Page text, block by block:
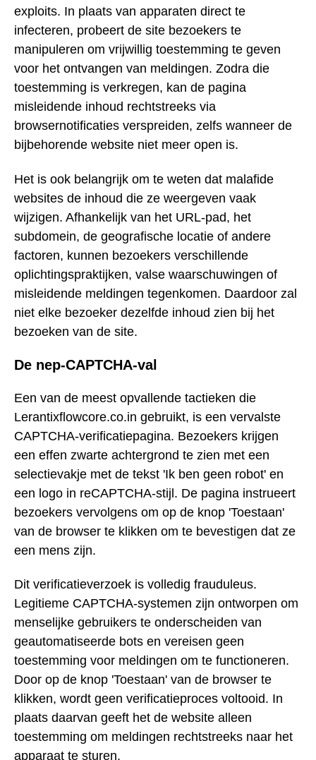
exploits. In plaats van apparaten direct te
infecteren, probeert de site bezoekers te
manipuleren om vrijwillig toestemming te geven
voor het ontvangen van meldingen. Zodra die
toestemming is verkregen, kan de pagina
misleidende inhoud rechtstreeks via
browsernotificaties verspreiden, zelfs wanneer de
bijbehorende website niet meer open is.
Het is ook belangrijk om te weten dat malafide
websites de inhoud die ze weergeven vaak
wijzigen. Afhankelijk van het URL-pad, het
subdomein, de geografische locatie of andere
factoren, kunnen bezoekers verschillende
oplichtingspraktijken, valse waarschuwingen of
misleidende meldingen tegenkomen. Daardoor zal
niet elke bezoeker dezelfde inhoud zien bij het
bezoeken van de site.
De nep-CAPTCHA-val
Een van de meest opvallende tactieken die
Lerantixflowcore.co.in gebruikt, is een vervalste
CAPTCHA-verificatiepagina. Bezoekers krijgen
een effen zwarte achtergrond te zien met een
selectievakje met de tekst 'Ik ben geen robot' en
een logo in reCAPTCHA-stijl. De pagina instrueert
bezoekers vervolgens om op de knop 'Toestaan'
van de browser te klikken om te bevestigen dat ze
een mens zijn.
Dit verificatieverzoek is volledig frauduleus.
Legitieme CAPTCHA-systemen zijn ontworpen om
menselijke gebruikers te onderscheiden van
geautomatiseerde bots en vereisen geen
toestemming voor meldingen om te functioneren.
Door op de knop 'Toestaan' van de browser te
klikken, wordt geen verificatieproces voltooid. In
plaats daarvan geeft het de website alleen
toestemming om meldingen rechtstreeks naar het
apparaat te sturen.